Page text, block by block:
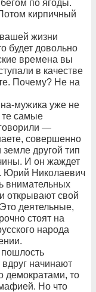
по ягоды.
кирпичный
вашей жизни
будет довольно
времена вы
в качестве
Почему? Не на
мужика уже не
те самые
—
совершенно
другой тип
И он жаждет
Юрий Николаевич
внимательных
открывают свой
деятельные,
стоят на
народа
начинают
демократами, то
Но что